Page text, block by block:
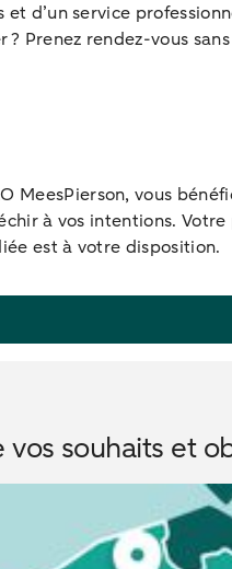
d’un service
? Prenez rendez-vous
MeesPierson, vous
à vos intentions.
est à votre disposition.
souhaits et